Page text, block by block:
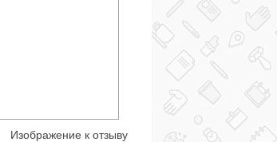
Изображение к отзыву